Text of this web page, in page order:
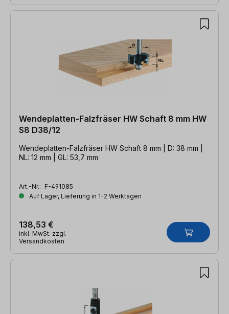
Wendeplatten-Falzfräser HW Schaft 8 mm HW
S8 D38/12
Wendeplatten-Falzfräser HW Schaft 8 mm | D: 38 mm |
NL: 12 mm | GL: 53,7 mm
Art.-Nr.: F-491085
Auf Lager, Lieferung in 1-2 Werktagen
138,53 €
inkl. MwSt. zzgl.
Versandkosten